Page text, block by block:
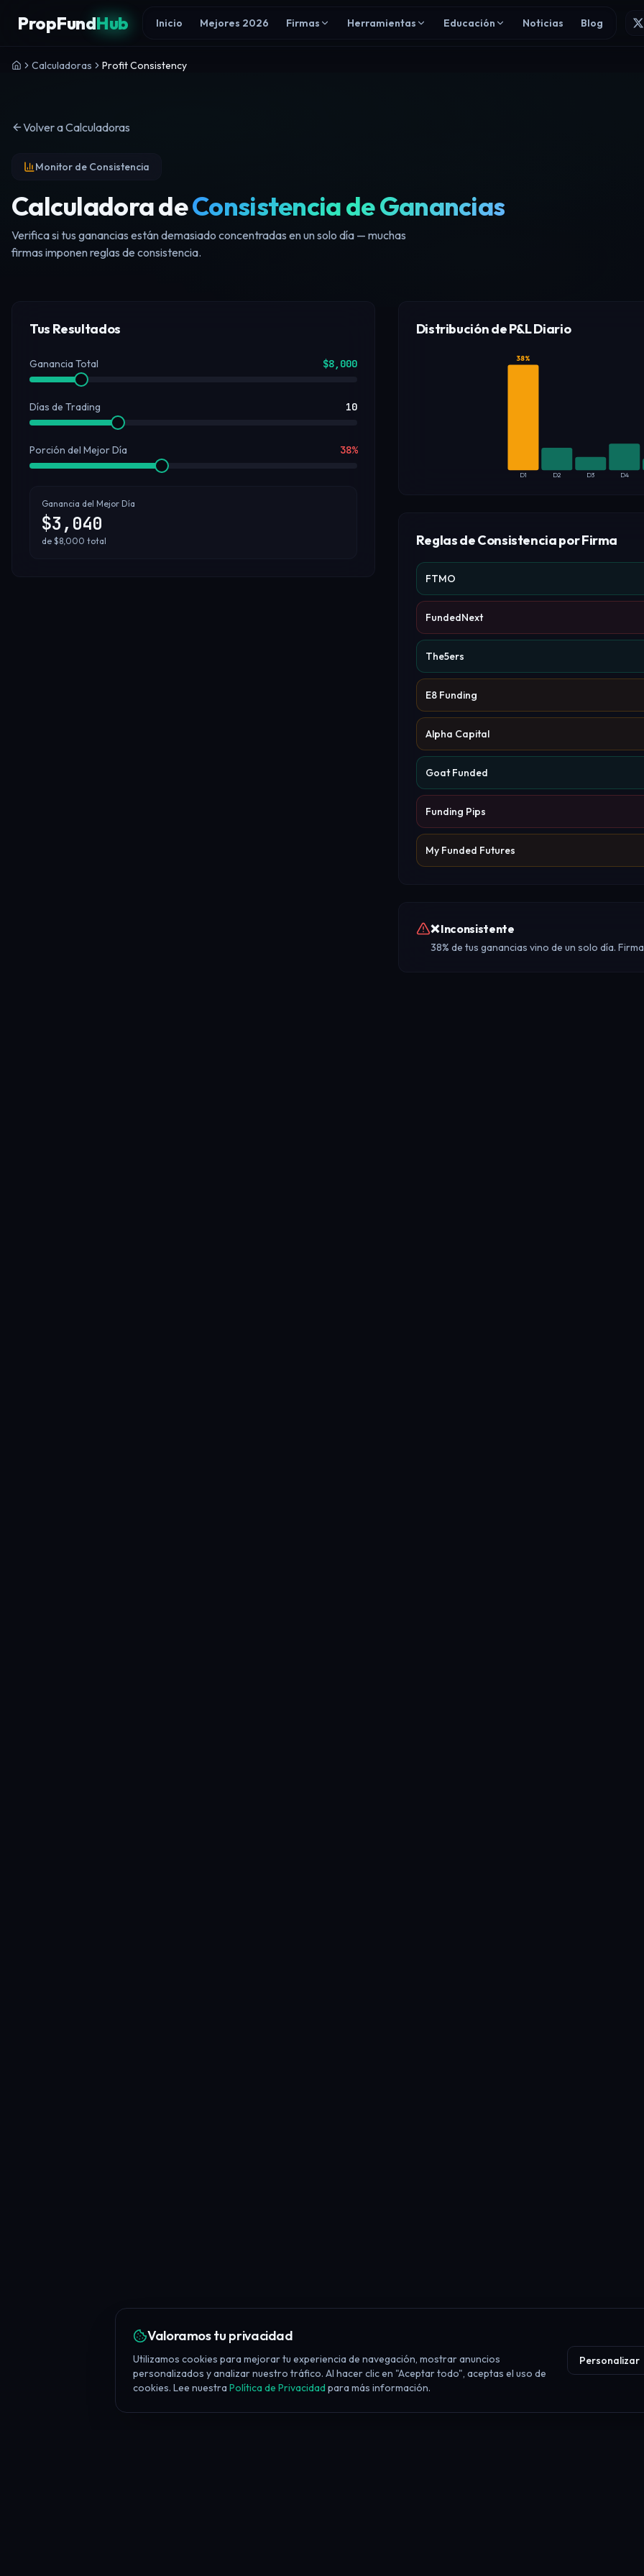
PropFundHub Inicio Mejores 2026 Firmas Herramientas Educación Noticias Blog
Calculadoras Profit Consistency
Volver a Calculadoras
Monitor de Consistencia
Calculadora deConsistencia de Ganancias
Verifica si tus ganancias están demasiado concentradas en un solo día — muchas
firmas imponen reglas de consistencia.
Tus Resultados
Ganancia Total $8,000
Días de Trading 10
Porción del Mejor Día 38%
Ganancia del Mejor Día
$3,040
de $8,000 total
Distribución de P&L Diario
38%
D1 D2 D3 D4
Reglas de Consistencia por Firma
FTMO
FundedNext
The5ers
E8 Funding
Alpha Capital
Goat Funded
Funding Pips
My Funded Futures
❌ Inconsistente
38% de tus ganancias vino de un solo día.
Valoramos tu privacidad
Utilizamos cookies para mejorar tu experiencia de navegación, mostrar anuncios
personalizados y analizar nuestro tráfico. Al hacer clic en "Aceptar todo", aceptas el uso de
cookies. Lee nuestra Política de Privacidad para más información.
Personalizar